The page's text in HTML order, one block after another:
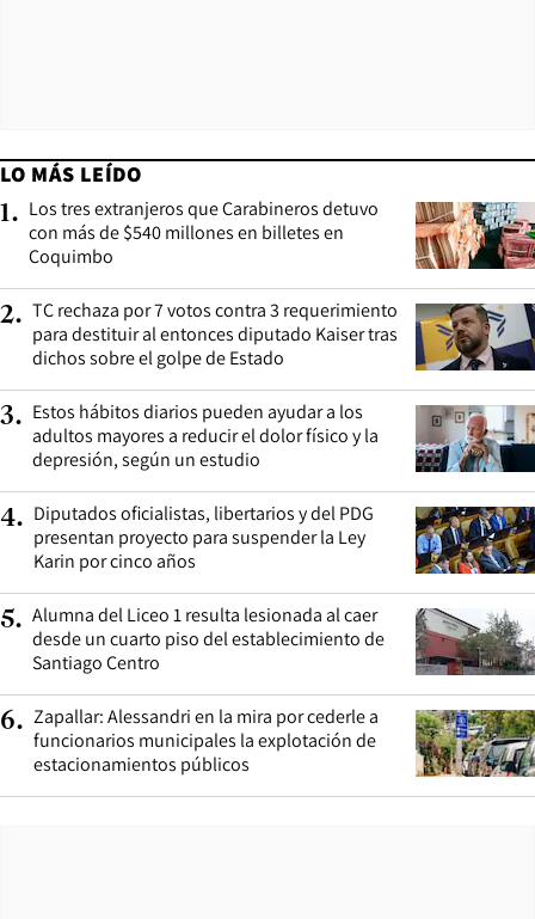
LO MÁS LEÍDO
1. Los tres extranjeros que Carabineros detuvo
con más de $540 millones en billetes en
Coquimbo
2. TC rechaza por 7 votos contra 3 requerimiento
para destituir al entonces diputado Kaiser tras
dichos sobre el golpe de Estado
3. Estos hábitos diarios pueden ayudar a los
adultos mayores a reducir el dolor físico y la
depresión, según un estudio
4. Diputados oficialistas, libertarios y del PDG
presentan proyecto para suspender la Ley
Karin por cinco años
5. Alumna del Liceo 1 resulta lesionada al caer
desde un cuarto piso del establecimiento de
Santiago Centro
6. Zapallar: Alessandri en la mira por cederle a
funcionarios municipales la explotación de
estacionamientos públicos